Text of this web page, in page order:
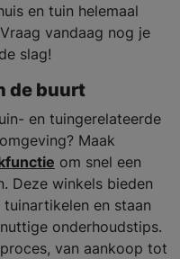
en tuin helemaal
vandaag nog je
slag!
de buurt
en tuingerelateerde
Maak
om snel een
Deze winkels bieden
en staan
onderhoudstips.
van aankoop tot